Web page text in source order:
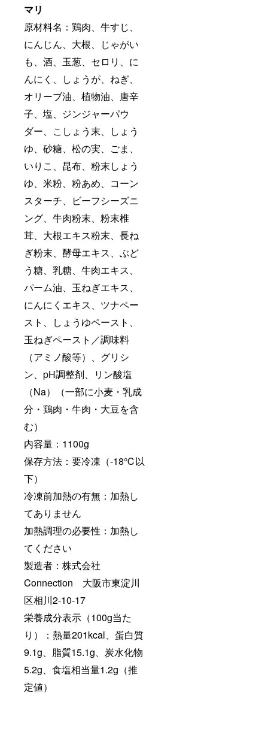
マリ
原材料名：鶏肉、牛すじ、
にんじん、大根、じゃがい
も、酒、玉葱、セロリ、に
んにく、しょうが、ねぎ、
オリーブ油、植物油、唐辛
子、塩、ジンジャーパウ
ダー、こしょう末、しょう
ゆ、砂糖、松の実、ごま、
いりこ、昆布、粉末しょう
ゆ、米粉、粉あめ、コーン
スターチ、ビーフシーズニ
ング、牛肉粉末、粉末椎
茸、大根エキス粉末、長ね
ぎ粉末、酵母エキス、ぶど
う糖、乳糖、牛肉エキス、
パーム油、玉ねぎエキス、
にんにくエキス、ツナペー
スト、しょうゆペースト、
玉ねぎペースト／調味料
（アミノ酸等）、グリシ
ン、pH調整剤、リン酸塩
（Na）（一部に小麦・乳成
分・鶏肉・牛肉・大豆を含
む）
内容量：1100g
保存方法：要冷凍（-18℃以
下）
冷凍前加熱の有無：加熱し
てありません
加熱調理の必要性：加熱し
てください
製造者：株式会社
Connection 大阪市東淀川
区相川2-10-17
栄養成分表示（100g当た
り）：熱量201kcal、蛋白質
9.1g、脂質15.1g、炭水化物
5.2g、食塩相当量1.2g（推
定値）